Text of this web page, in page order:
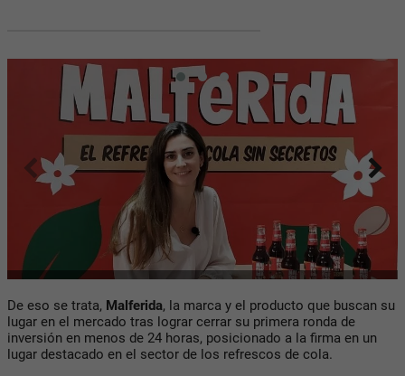
De eso se trata, Malferida, la marca y el producto que buscan su
lugar en el mercado tras lograr cerrar su primera ronda de
inversión en menos de 24 horas, posicionado a la firma en un
lugar destacado en el sector de los refrescos de cola.